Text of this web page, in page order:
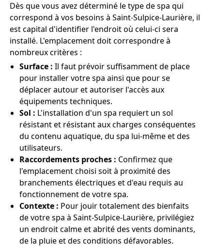
Dès que vous avez déterminé le type de spa qui
correspond à vos besoins à Saint-Sulpice-Laurière, il
est capital d'identifier l'endroit où celui-ci sera
installé. L'emplacement doit correspondre à
nombreux critères :
Surface : Il faut prévoir suffisamment de place
pour installer votre spa ainsi que pour se
déplacer autour et autoriser l'accès aux
équipements techniques.
Sol : L'installation d'un spa requiert un sol
résistant et résistant aux charges conséquentes
du contenu aquatique, du spa lui-même et des
utilisateurs.
Raccordements proches : Confirmez que
l'emplacement choisi soit à proximité des
branchements électriques et d'eau requis au
fonctionnement de votre spa.
Contexte : Pour jouir totalement des bienfaits
de votre spa à Saint-Sulpice-Laurière, privilégiez
un endroit calme et abrité des vents dominants,
de la pluie et des conditions défavorables.